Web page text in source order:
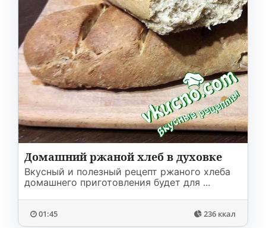
Домашний ржаной хлеб в духовке
Вкусный и полезный рецепт ржаного хлеба
домашнего приготовления будет для ...
01:45 236 ккал